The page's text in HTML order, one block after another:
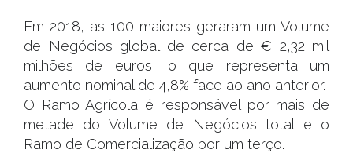
Em 2018, as 100 maiores geraram um Volume
de Negócios global de cerca de € 2,32 mil
milhões de euros, o que representa um
aumento nominal de 4,8% face ao ano anterior.
O Ramo Agrícola é responsável por mais de
metade do Volume de Negócios total e o
Ramo de Comercialização por um terço.